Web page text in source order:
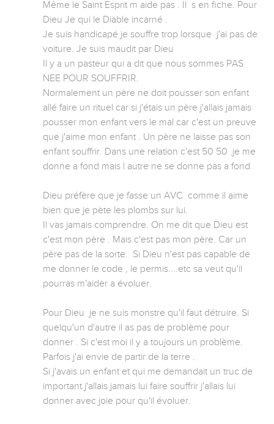
Même le Saint Esprit m aide pas . Il  s en fiche. Pour
Dieu Je qui le Diable incarné .
Je suis handicapé je souffre trop lorsque  j'ai pas de
voiture. Je suis maudit par Dieu
Il y a un pasteur qui a dit que nous sommes PAS
NEE POUR SOUFFRIR.
Normalement un père ne doit pousser son enfant
allé faire un rituel car si j'étais un père j'allais jamais
pousser mon enfant vers le mal car c'est un preuve
que j'aime mon enfant . Un père ne laisse pas son
enfant souffrir. Dans une relation c'est 50 50 .je me
donne a fond mais l autre ne se donne pas a fond.
Dieu préfère que je fasse un AVC  comme il aime
bien que je pète les plombs sur lui.
Il vas jamais comprendre. On me dit que Dieu est
c'est mon père . Mais c'est pas mon père. Car un
père pas de la sorte.  Si Dieu n'est pas capable de
me donner le code , le permis....etc sa veut qu'il
pourras m'aider a évoluer.
Pour Dieu  je ne suis monstre qu'il faut détruire. Si
quelqu'un d'autre il as pas de problème pour
donner . Si c'est moi il y a toujours un problème.
Parfois j'ai envie de partir de la terre .
Si j'avais un enfant et qui me demandait un truc de
important j'allais jamais lui faire souffrir j'allais lui
donner avec joie pour qu'il évoluer.